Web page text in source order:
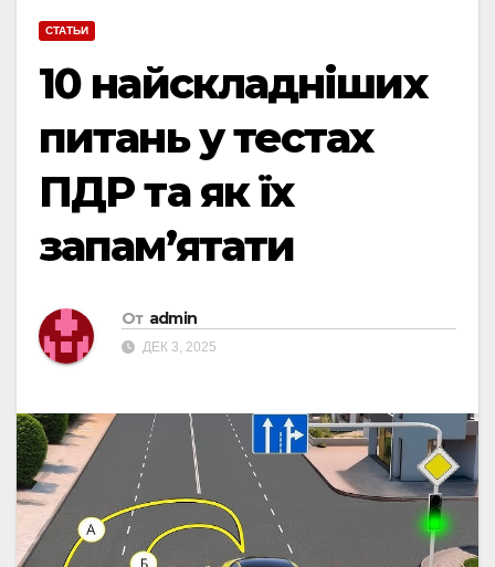
СТАТЬИ
10 найскладніших
питань у тестах
ПДР та як їх
запам’ятати
От admin
ДЕК 3, 2025